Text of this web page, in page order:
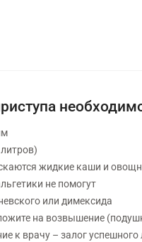
жидкие каши и
не помогут
или димексида
на возвышение
к врачу – залог успешного